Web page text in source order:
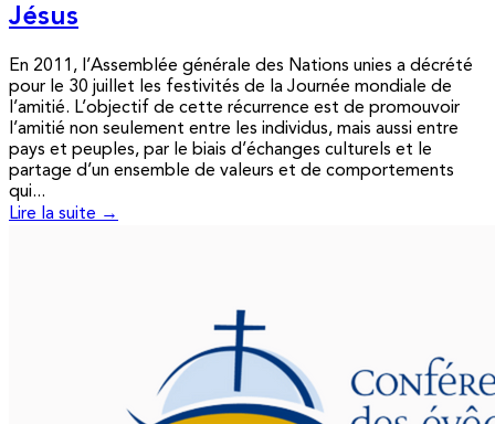
Jésus
En 2011, l’Assemblée générale des Nations unies a décrété
pour le 30 juillet les festivités de la Journée mondiale de
l’amitié. L’objectif de cette récurrence est de promouvoir
l’amitié non seulement entre les individus, mais aussi entre
pays et peuples, par le biais d’échanges culturels et le
partage d’un ensemble de valeurs et de comportements
qui...
Lire la suite →